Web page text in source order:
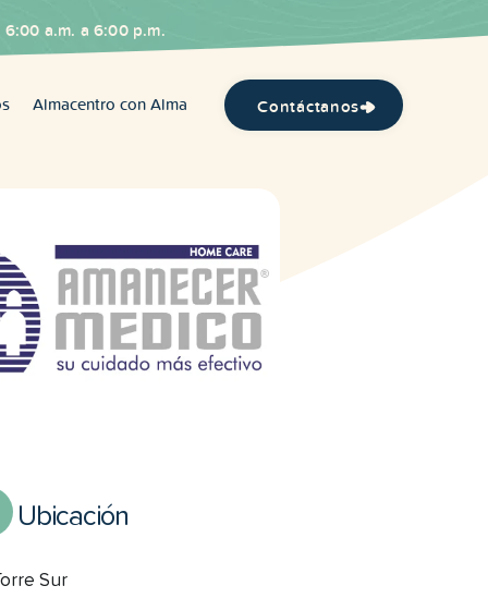
a.m. a 6:00 p.m.
Almacentro con Alma Contáctanos
Ubicación
Sur